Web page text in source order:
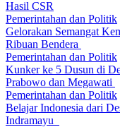
Hasil CSR
Pemerintahan dan Politik
Gelorakan Semangat
Ribuan Bendera
Pemerintahan dan Politik
Kunker ke 5 Dusun di
Prabowo dan Megawati
Pemerintahan dan Politik
Belajar Indonesia dari
Indramayu